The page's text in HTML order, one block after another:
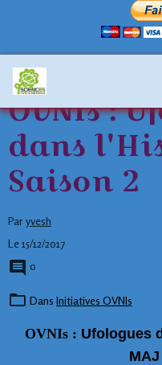
OVNIs :
dans
Saison 2
Par yvesh
Le 15/12/2017
0
Dans Initiatives OVNIs
OVNIs : Ufologues